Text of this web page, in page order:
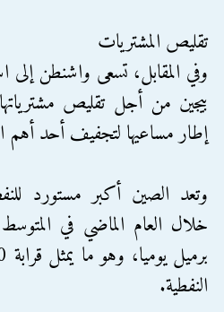
تقليص المشتريات
وفي المقابل، تسعى واشنطن إلى
بيجين من أجل تقليص
إطار مساعيها لتجفيف أحد أهم
وتعد الصين أكبر مستورد
النفطية.